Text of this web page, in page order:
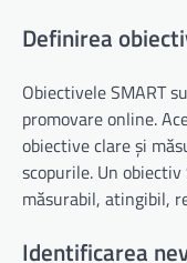
Definirea
Obiectivele SMART
promovare online.
obiective clare și
scopurile. Un
măsurabil, atingibil,
Identificarea